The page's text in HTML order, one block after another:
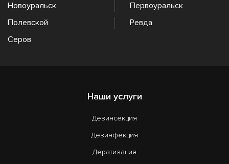
Новоуральск
Первоуральск
Полевской
Ревда
Серов
Наши услуги
Дезинсекция
Дезинфекция
Дератизация